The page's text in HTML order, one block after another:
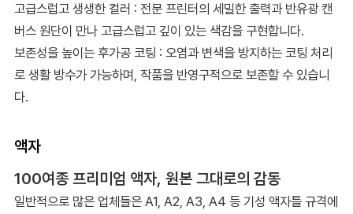
고급스럽고 생생한 컬러 : 전문 프린터의 세밀한 출력과 반유광 캔
버스 원단이 만나 고급스럽고 깊이 있는 색감을 구현합니다.
보존성을 높이는 후가공 코팅 : 오염과 변색을 방지하는 코팅 처리
로 생활 방수가 가능하며, 작품을 반영구적으로 보존할 수 있습니
다.
액자
100여종 프리미엄 액자, 원본 그대로의 감동
일반적으로 많은 업체들은 A1, A2, A3, A4 등 기성 액자틀 규격에